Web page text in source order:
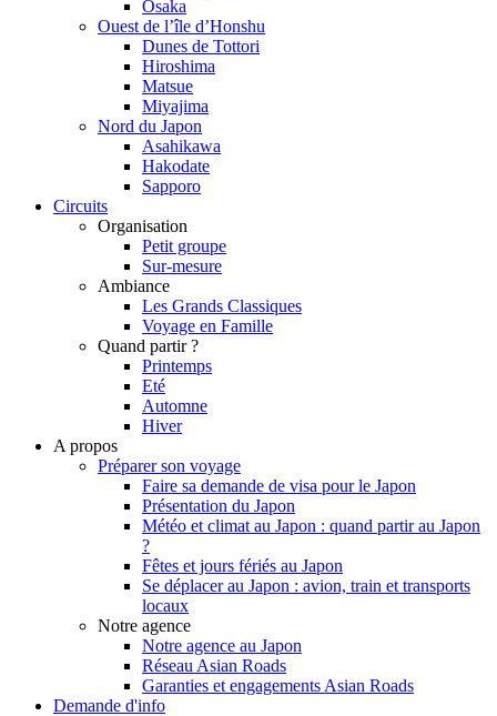
Osaka
Ouest de l’île d’Honshu
Dunes de Tottori
Hiroshima
Matsue
Miyajima
Nord du Japon
Asahikawa
Hakodate
Sapporo
Circuits
Organisation
Petit groupe
Sur-mesure
Ambiance
Les Grands Classiques
Voyage en Famille
Quand partir ?
Printemps
Eté
Automne
Hiver
A propos
Préparer son voyage
Faire sa demande de visa pour le Japon
Présentation du Japon
Météo et climat au Japon : quand partir au Japon
?
Fêtes et jours fériés au Japon
Se déplacer au Japon : avion, train et transports
locaux
Notre agence
Notre agence au Japon
Réseau Asian Roads
Garanties et engagements Asian Roads
Demande d'info